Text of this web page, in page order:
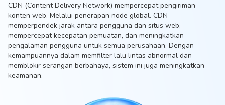
CDN (Content Delivery Network) mempercepat pengiriman
konten web. Melalui penerapan node global. CDN
memperpendek jarak antara pengguna dan situs web,
mempercepat kecepatan pemuatan, dan meningkatkan
pengalaman pengguna untuk semua perusahaan. Dengan
kemampuannya dalam memfilter lalu lintas abnormal dan
memblokir serangan berbahaya, sistem ini juga meningkatkan
keamanan.